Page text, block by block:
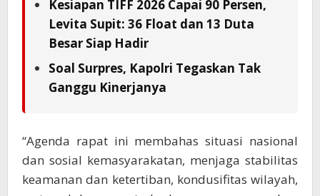
Kesiapan TIFF 2026 Capai 90 Persen,
Levita Supit: 36 Float dan 13 Duta
Besar Siap Hadir
Soal Surpres, Kapolri Tegaskan Tak
Ganggu Kinerjanya
“Agenda rapat ini membahas situasi nasional
dan sosial kemasyarakatan, menjaga stabilitas
keamanan dan ketertiban, kondusifitas wilayah,